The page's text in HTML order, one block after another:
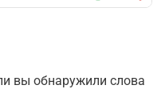
вы обнаружили слова